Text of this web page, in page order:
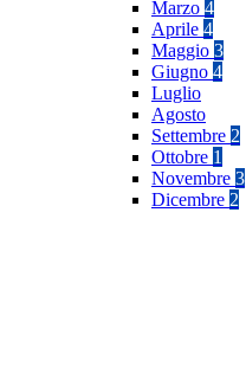
Marzo 4
Aprile 4
Maggio 3
Giugno 4
Luglio
Agosto
Settembre 2
Ottobre 1
Novembre 3
Dicembre 2